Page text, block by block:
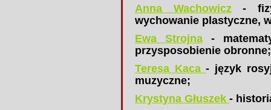
Anna Wachowicz-
wychowanie plastyczne,
Ewa Strojna-
przysposobienie obronne;
Teresa Kaca- język
muzyczne;
Krystyna Głuszek -